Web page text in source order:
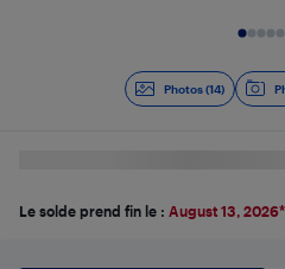
Photos (14)
Le solde prend fin le : August 13, 2026*